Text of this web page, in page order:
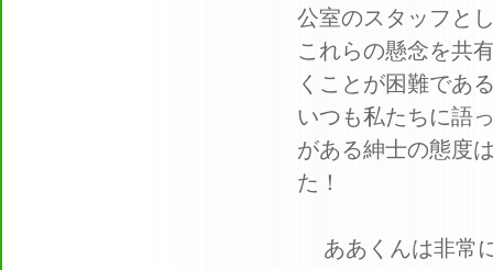
公室のスタッフと
これらの懸念を共
くことが困難であ
いつも私たちに語
がある紳士の態度
た！
ああくんは非常